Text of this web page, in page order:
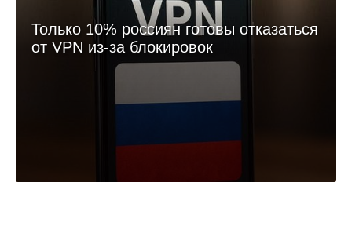
Только 10% россиян готовы отказаться
от VPN из-за блокировок